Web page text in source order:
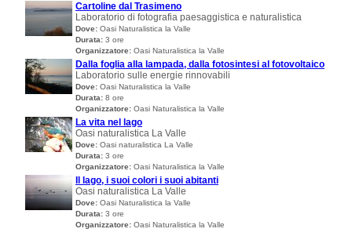
Cartoline dal Trasimeno
Laboratorio di fotografia paesaggistica e naturalistica
Dove: Oasi Naturalistica la Valle
Durata: 3 ore
Organizzatore: Oasi Naturalistica la Valle
Dalla foglia alla lampada, dalla fotosintesi al fotovoltaico
Laboratorio sulle energie rinnovabili
Dove: Oasi Naturalistica la Valle
Durata: 8 ore
Organizzatore: Oasi Naturalistica la Valle
La vita nel lago
Oasi naturalistica La Valle
Dove: Oasi naturalistica La Valle
Durata: 3 ore
Organizzatore: Oasi Naturalistica la Valle
Il lago, i suoi colori i suoi abitanti
Oasi naturalistica La Valle
Dove: Oasi Naturalistica la Valle
Durata: 3 ore
Organizzatore: Oasi Naturalistica la Valle